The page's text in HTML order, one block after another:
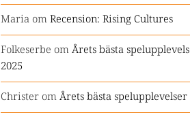
MariaomRecension: Rising Cultures
Folkeserbe omÅrets bästa
2025
ChristeromÅrets bästa spelupplevelser